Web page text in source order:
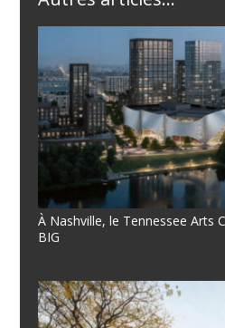
À Nashville, le Tennessee Arts
BIG